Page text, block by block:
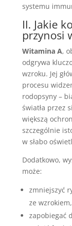
systemu
II. Jakie
przynosi
Witamina A,
odgrywa
wzroku. Jej
procesu
rodopsyny –
światła przez
większą
szczególnie
w słabo
Dodatkowo,
może:
zmniejszyć
ze
zapobiegać